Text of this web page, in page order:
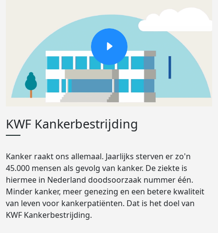
KWF Kankerbestrijding
Kanker raakt ons allemaal. Jaarlijks sterven er zo'n
45.000 mensen als gevolg van kanker. De ziekte is
hiermee in Nederland doodsoorzaak nummer één.
Minder kanker, meer genezing en een betere kwaliteit
van leven voor kankerpatiënten. Dat is het doel van
KWF Kankerbestrijding.